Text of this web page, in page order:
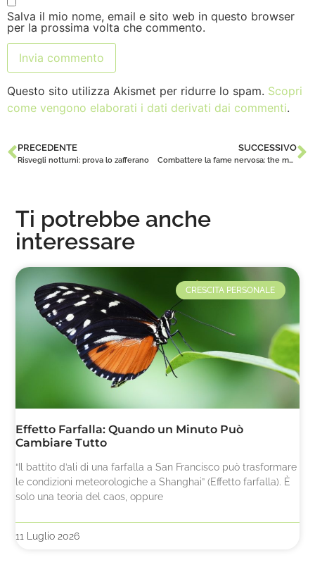
Salva il mio nome, email e sito web in questo browser
per la prossima volta che commento.
Questo sito utilizza Akismet per ridurre lo spam. Scopri
come vengono elaborati i dati derivati dai commenti.
PRECEDENTE
Risvegli notturni: prova lo zafferano
SUCCESSIVO
Combattere la fame nervosa: the matcha e zafferano
Ti potrebbe anche
interessare
CRESCITA PERSONALE
Effetto Farfalla: Quando un Minuto Può
Cambiare Tutto
“Il battito d’ali di una farfalla a San Francisco può trasformare
le condizioni meteorologiche a Shanghai” (Effetto farfalla). È
solo una teoria del caos, oppure
11 Luglio 2026